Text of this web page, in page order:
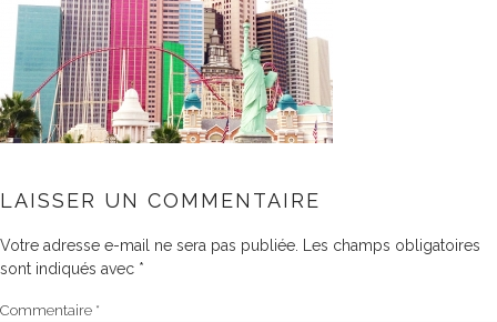
LAISSER UN COMMENTAIRE
Votre adresse e-mail ne sera pas publiée.
Les champs obligatoires
sont indiqués avec *
Commentaire *